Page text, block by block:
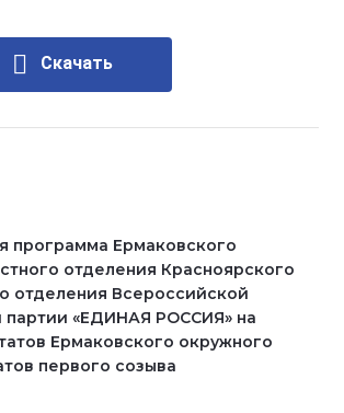
Скачать
программа Ермаковского
отделения Красноярского
отделения Всероссийской
партии «ЕДИНАЯ РОССИЯ» на
Ермаковского окружного
первого созыва